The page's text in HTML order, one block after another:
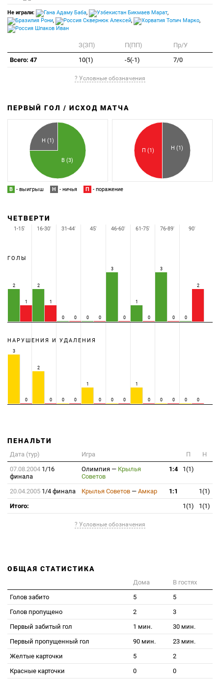
Не играли: Адаму Баба, Бикмаев Марат,
Рони, Сквернюк Алексей, Топич Марко,
Шпаков Иван
З(ЗП) П(ПП)
Пр/У
Всего: 47
10(1) -5(-1) 7/0
? Условные обозначения
ПЕРВЫЙ ГОЛ / ИСХОД МАТЧА
В (3)
Н (1)
Н (1)
П (1)
В - выигрыш Н - ничья П - поражение
ЧЕТВЕРТИ
ГОЛЫ
2
1
2
1
0 0 0 0
3
0
1
0
3
0 0
2
НАРУШЕНИЯ И УДАЛЕНИЯ
3
0
2
0 0 0
1
0 0 0
1
0 0 0 0 0
1-15' 16-30' 31-44' 45' 46-60' 61-75' 76-89' 90'
ПЕНАЛЬТИ
Дата (тур) Игра П
Н
07.08.2004 1/16
финала
Олимпия — Крылья
Советов
1:4 1(1)
20.04.2005 1/4 финала Крылья Советов — Амкар 1:1
1(1)
Итого:
1(1) 1(1)
? Условные обозначения
ОБЩАЯ СТАТИСТИКА
Дома
В гостях
Голов забито
5
5
Голов пропущено
2
3
Первый забитый гол
1 мин.
30 мин.
Первый пропущенный гол
90 мин.
23 мин.
Желтые карточки
5
2
Красные карточки
0
0